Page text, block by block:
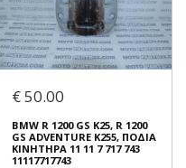
Συνδεθείτε για αγορά
BMW R 1200 GS 05 12 K25, R
1200 GS ADVENTURE , R 1200
R, R 1200 ST ...
ΠΡΟΣΤΑΤΕΥΤΙΚΟ ΚΑΛΥΜΜΑ
14 7 690 747 11147690747
Σε Απόθεμα: 1
€ 50.00
BMW R 1200 GS K25, R 1200
GS ADVENTURE K255, ΠΟΔΙΑ
ΚΙΝΗΤΗΡΑ 11 11 7 717 743
11117717743